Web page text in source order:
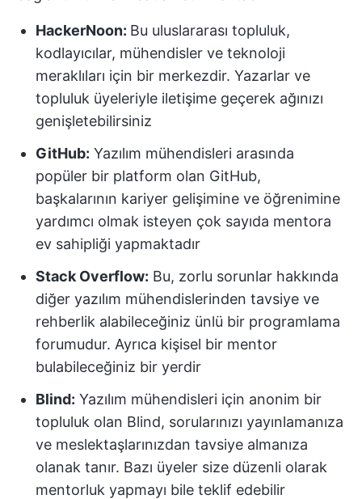
HackerNoon: Bu uluslararası topluluk,
kodlayıcılar, mühendisler ve teknoloji
meraklıları için bir merkezdir. Yazarlar ve
topluluk üyeleriyle iletişime geçerek ağınızı
genişletebilirsiniz
GitHub: Yazılım mühendisleri arasında
popüler bir platform olan GitHub,
başkalarının kariyer gelişimine ve öğrenimine
yardımcı olmak isteyen çok sayıda mentora
ev sahipliği yapmaktadır
Stack Overflow: Bu, zorlu sorunlar hakkında
diğer yazılım mühendislerinden tavsiye ve
rehberlik alabileceğiniz ünlü bir programlama
forumudur. Ayrıca kişisel bir mentor
bulabileceğiniz bir yerdir
Blind: Yazılım mühendisleri için anonim bir
topluluk olan Blind, sorularınızı yayınlamanıza
ve meslektaşlarınızdan tavsiye almanıza
olanak tanır. Bazı üyeler size düzenli olarak
mentorluk yapmayı bile teklif edebilir